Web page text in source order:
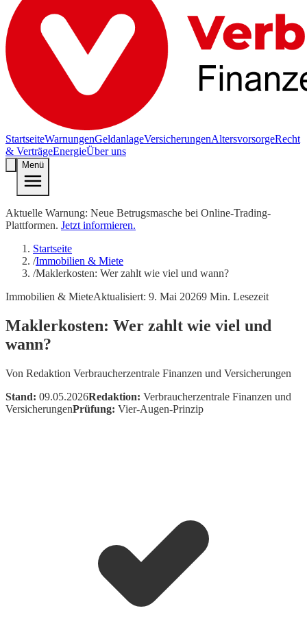
StartseiteWarnungenGeldanlageVersicherungenAltersvorsorgeRecht
& VerträgeEnergieÜber uns
Menü
Aktuelle Warnung: Neue Betrugsmasche bei Online-Trading-
Plattformen. Jetzt informieren.
Startseite
/Immobilien & Miete
/Maklerkosten: Wer zahlt wie viel und wann?
Immobilien & MieteAktualisiert: 9. Mai 20269 Min. Lesezeit
Maklerkosten: Wer zahlt wie viel und
wann?
Von Redaktion Verbraucherzentrale Finanzen und Versicherungen
Stand: 09.05.2026Redaktion: Verbraucherzentrale Finanzen und
VersicherungenPrüfung: Vier-Augen-Prinzip